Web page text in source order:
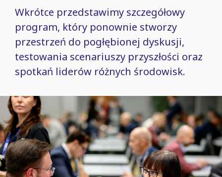
Wkrótce przedstawimy szczegółowy
program, który ponownie stworzy
przestrzeń do pogłębionej dyskusji,
testowania scenariuszy przyszłości oraz
spotkań liderów różnych środowisk.